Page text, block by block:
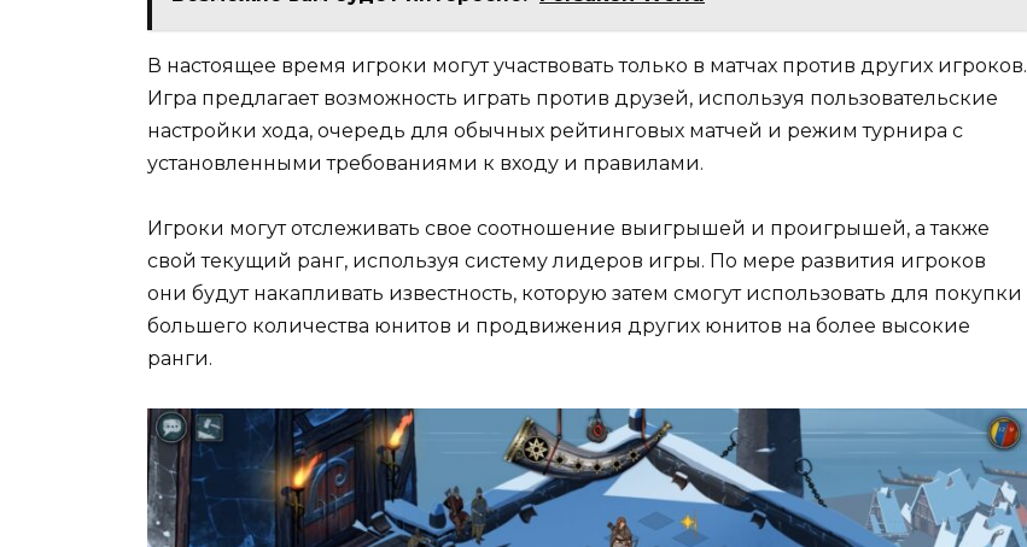
В настоящее время игроки могут участвовать только в матчах против других игроков.
Игра предлагает возможность играть против друзей, используя пользовательские
настройки хода, очередь для обычных рейтинговых матчей и режим турнира с
установленными требованиями к входу и правилами.
Игроки могут отслеживать свое соотношение выигрышей и проигрышей, а также
свой текущий ранг, используя систему лидеров игры. По мере развития игроков
они будут накапливать известность, которую затем смогут использовать для покупки
большего количества юнитов и продвижения других юнитов на более высокие
ранги.